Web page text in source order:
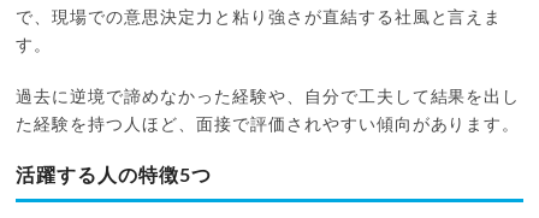
で、現場での意思決定力と粘り強さが直結する社風と言えま
す。
過去に逆境で諦めなかった経験や、自分で工夫して結果を出し
た経験を持つ人ほど、面接で評価されやすい傾向があります。
活躍する人の特徴5つ